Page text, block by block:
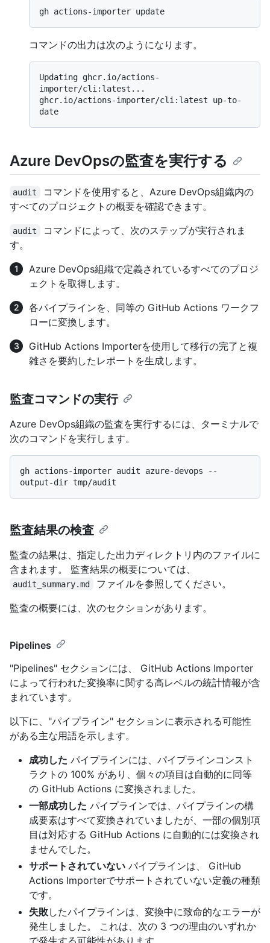
コマンドの出力は次のようになります。
Updating ghcr.io/actions-
importer/cli:latest...
ghcr.io/actions-importer/cli:latest up-to-
Azure DevOpsの監査を実行する
audit
コマンドを使用すると、Azure DevOps組織内の
すべてのプロジェクトの概要を確認できます。
audit
コマンドによって、次のステップが実行されま
す。
Azure DevOps組織で定義されているすべてのプロジ
ェクトを取得します。
各パイプラインを、同等の GitHub Actions ワークフ
ローに変換します。
GitHub Actions Importerを使用して移行の完了と複
雑さを要約したレポートを生成します。
監査コマンドの実行
Azure DevOps組織の監査を実行するには、ターミナルで
次のコマンドを実行します。
gh actions-importer audit azure-devops --
監査結果の検査
監査の結果は、指定した出力ディレクトリ内のファイルに
含まれます。 監査結果の概要については、
audit_summary.md
ファイルを参照してください。
監査の概要には、次のセクションがあります。
Pipelines
"Pipelines" セクションには、 GitHub Actions Importer
によって行われた変換率に関する高レベルの統計情報が含
まれています。
以下に、"パイプライン" セクションに表示される可能性
がある主な用語を示します。
成功した パイプラインには、パイプラインコンスト
ラクトの 100% があり、個々の項目は自動的に同等
の GitHub Actions に変換されました。
一部成功した パイプラインでは、パイプラインの構
成要素はすべて変換されていましたが、一部の個別項
目は対応する GitHub Actions に自動的には変換され
ませんでした。
サポートされていない パイプラインは、 GitHub
Actions Importerでサポートされていない定義の種類
です。
失敗したパイプラインは、変換中に致命的なエラーが
発生しました。 これは、次の 3 つの理由のいずれか
で発生する可能性があります。